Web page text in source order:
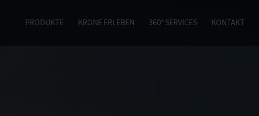
PRODUKTE KRONE ERLEBEN 360° SERVICES KONTAKT